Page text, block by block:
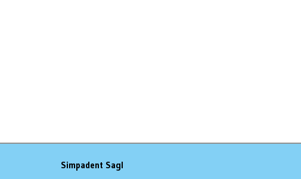
Simpadent Sagl